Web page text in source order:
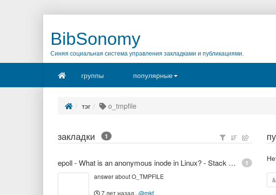
BibSonomy
Синяя социальная система управления закладками и публикациями.
группы популярные
тэг o_tmpfile
закладки 1
1
epoll - What is an anonymous inode in Linux? - Stack Overflow
answer about O_TMPFILE
7 лет назад , @mkf